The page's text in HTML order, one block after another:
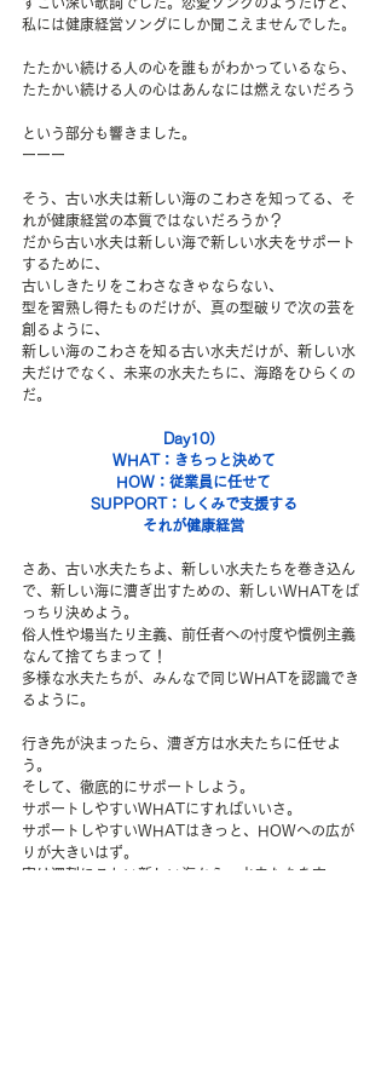
私には健康経営ソングにしか聞こえませんでした。
たたかい続ける人の心を誰もがわかっているなら、
たたかい続ける人の心はあんなには燃えないだろう
という部分も響きました。
ーーー
そう、古い水夫は新しい海のこわさを知ってる、そ
れが健康経営の本質ではないだろうか？
だから古い水夫は新しい海で新しい水夫をサポート
するために、
古いしきたりをこわさなきゃならない、
型を習熟し得たものだけが、真の型破りで次の芸を
創るように、
新しい海のこわさを知る古い水夫だけが、新しい水
夫だけでなく、未来の水夫たちに、海路をひらくの
だ。
Day10）
WHAT：きちっと決めて
HOW：従業員に任せて
SUPPORT：しくみで支援する
それが健康経営
さあ、古い水夫たちよ、新しい水夫たちを巻き込ん
で、新しい海に漕ぎ出すための、新しいWHATをば
っちり決めよう。
俗人性や場当たり主義、前任者への忖度や慣例主義
なんて捨てちまって！
多様な水夫たちが、みんなで同じWHATを認識でき
るように。
行き先が決まったら、漕ぎ方は水夫たちに任せよ
う。
そして、徹底的にサポートしよう。
サポートしやすいWHATにすればいいさ。
サポートしやすいWHATはきっと、HOWへの広が
りが大きいはず。
実は深刻にこわい新しい海から、水夫たちを守っ